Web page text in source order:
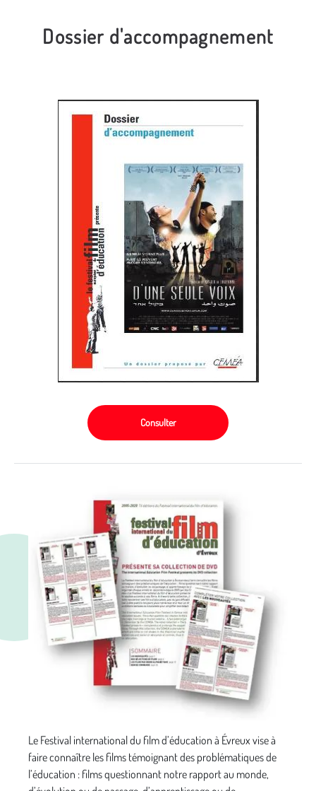
Dossier d'accompagnement
Consulter
Le Festival international du film d’éducation à Évreux vise à
faire connaître les films témoignant des problématiques de
l’éducation : films questionnant notre rapport au monde,